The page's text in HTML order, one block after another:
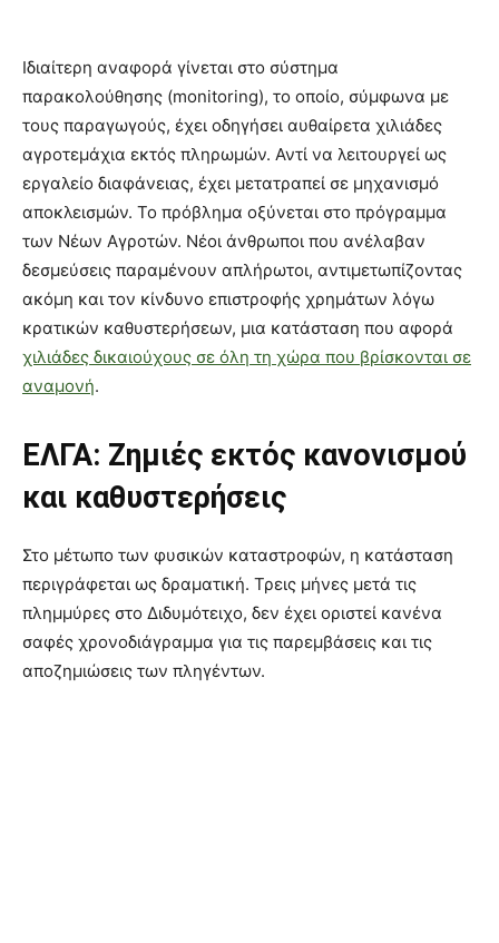
Ιδιαίτερη αναφορά γίνεται στο σύστημα
παρακολούθησης (monitoring), το οποίο, σύμφωνα με
τους παραγωγούς, έχει οδηγήσει αυθαίρετα χιλιάδες
αγροτεμάχια εκτός πληρωμών. Αντί να λειτουργεί ως
εργαλείο διαφάνειας, έχει μετατραπεί σε μηχανισμό
αποκλεισμών. Το πρόβλημα οξύνεται στο πρόγραμμα
των Νέων Αγροτών. Νέοι άνθρωποι που ανέλαβαν
δεσμεύσεις παραμένουν απλήρωτοι, αντιμετωπίζοντας
ακόμη και τον κίνδυνο επιστροφής χρημάτων λόγω
κρατικών καθυστερήσεων, μια κατάσταση που αφορά
χιλιάδες δικαιούχους σε όλη τη χώρα που βρίσκονται σε
αναμονή.
ΕΛΓΑ: Ζημιές εκτός κανονισμού
και καθυστερήσεις
Στο μέτωπο των φυσικών καταστροφών, η κατάσταση
περιγράφεται ως δραματική. Τρεις μήνες μετά τις
πλημμύρες στο Διδυμότειχο, δεν έχει οριστεί κανένα
σαφές χρονοδιάγραμμα για τις παρεμβάσεις και τις
αποζημιώσεις των πληγέντων.